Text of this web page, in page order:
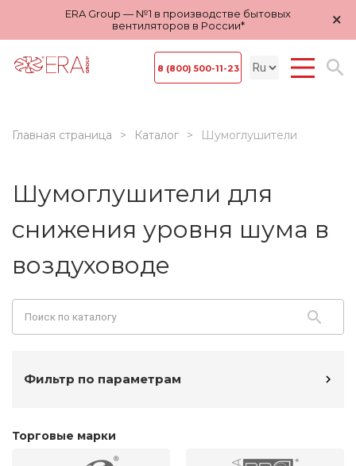
ERA Group — №1 в производстве бытовых
вентиляторов в России*
×
8 (800) 500-11-23
Главная страница Каталог Шумоглушители
Шумоглушители для
снижения уровня шума в
воздуховоде
Фильтр по параметрам
Торговые марки